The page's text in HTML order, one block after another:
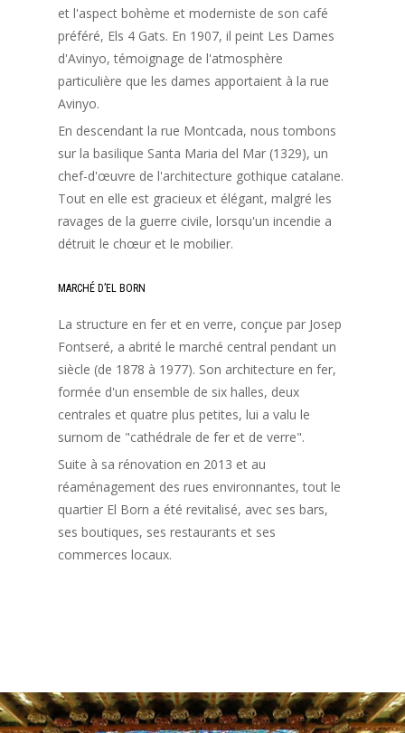
et l'aspect bohème et moderniste de son café
préféré, Els 4 Gats. En 1907, il peint Les Dames
d'Avinyo, témoignage de l'atmosphère
particulière que les dames apportaient à la rue
Avinyo.
En descendant la rue Montcada, nous tombons
sur la basilique Santa Maria del Mar (1329), un
chef-d'œuvre de l'architecture gothique catalane.
Tout en elle est gracieux et élégant, malgré les
ravages de la guerre civile, lorsqu'un incendie a
détruit le chœur et le mobilier.
MARCHÉ D’EL BORN
La structure en fer et en verre, conçue par Josep
Fontseré, a abrité le marché central pendant un
siècle (de 1878 à 1977). Son architecture en fer,
formée d'un ensemble de six halles, deux
centrales et quatre plus petites, lui a valu le
surnom de "cathédrale de fer et de verre".
Suite à sa rénovation en 2013 et au
réaménagement des rues environnantes, tout le
quartier El Born a été revitalisé, avec ses bars,
ses boutiques, ses restaurants et ses
commerces locaux.